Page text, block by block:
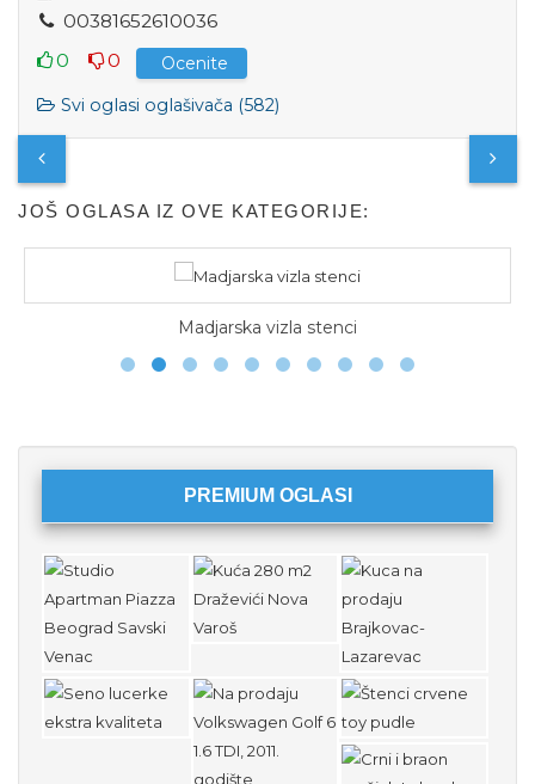
00381652610036
0
0
Ocenite
Svi oglasi oglašivača (582)
JOŠ OGLASA IZ OVE KATEGORIJE:
Madjarska vizla stenci
PREMIUM OGLASI